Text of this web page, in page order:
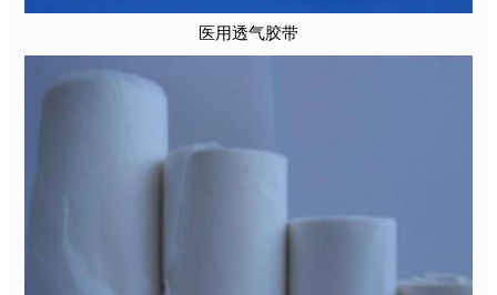
医用透气胶带